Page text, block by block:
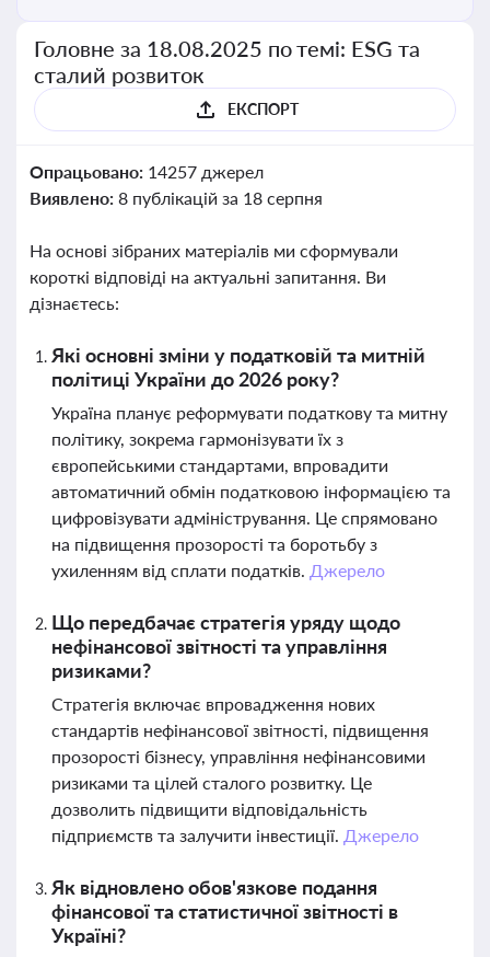
Головне за 18.08.2025 по темі: ESG та
сталий розвиток
ЕКСПОРТ
Опрацьовано: 14257 джерел
Виявлено: 8 публікацій за 18 серпня
На основі зібраних матеріалів ми сформували
короткі відповіді на актуальні запитання. Ви
дізнаєтесь:
Які основні зміни у податковій та митній
політиці України до 2026 року?
Україна планує реформувати податкову та митну
політику, зокрема гармонізувати їх з
європейськими стандартами, впровадити
автоматичний обмін податковою інформацією та
цифровізувати адміністрування. Це спрямовано
на підвищення прозорості та боротьбу з
ухиленням від сплати податків. Джерело
Що передбачає стратегія уряду щодо
нефінансової звітності та управління
ризиками?
Стратегія включає впровадження нових
стандартів нефінансової звітності, підвищення
прозорості бізнесу, управління нефінансовими
ризиками та цілей сталого розвитку. Це
дозволить підвищити відповідальність
підприємств та залучити інвестиції. Джерело
Як відновлено обов'язкове подання
фінансової та статистичної звітності в
Україні?